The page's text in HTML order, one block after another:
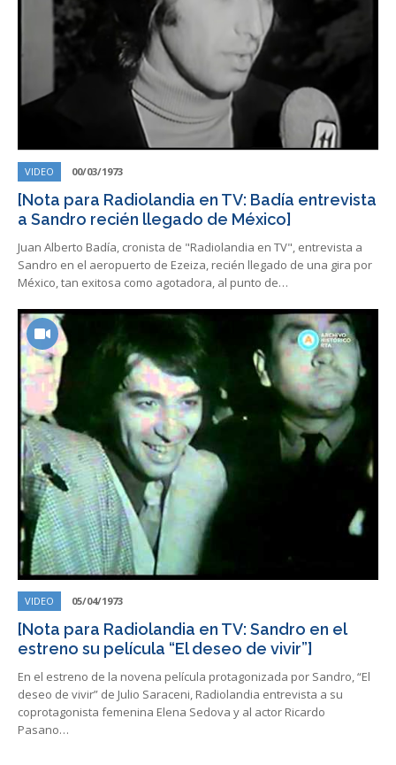
VIDEO 00/03/1973
[Nota para Radiolandia en TV: Badía entrevista
a Sandro recién llegado de México]
Juan Alberto Badía, cronista de "Radiolandia en TV", entrevista a
Sandro en el aeropuerto de Ezeiza, recién llegado de una gira por
México, tan exitosa como agotadora, al punto de…
VIDEO 05/04/1973
[Nota para Radiolandia en TV: Sandro en el
estreno su película “El deseo de vivir”]
En el estreno de la novena película protagonizada por Sandro, “El
deseo de vivir” de Julio Saraceni, Radiolandia entrevista a su
coprotagonista femenina Elena Sedova y al actor Ricardo
Pasano…